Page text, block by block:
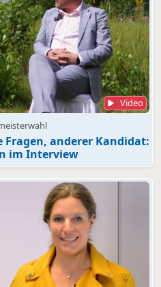
Video
Fragen, anderer Kandidat:
im Interview